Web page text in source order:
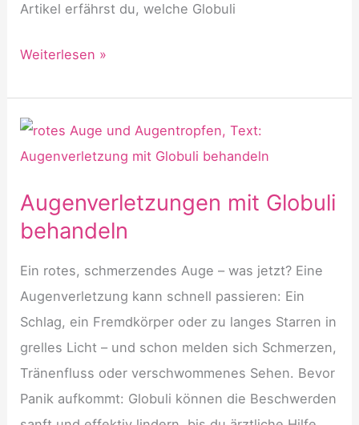
Artikel erfährst du, welche Globuli
Homöopathie
Weiterlesen »
Augenverletzungen mit Globuli
behandeln
Ein rotes, schmerzendes Auge – was jetzt? Eine
Augenverletzung kann schnell passieren: Ein
Schlag, ein Fremdkörper oder zu langes Starren in
grelles Licht – und schon melden sich Schmerzen,
Tränenfluss oder verschwommenes Sehen. Bevor
Panik aufkommt: Globuli können die Beschwerden